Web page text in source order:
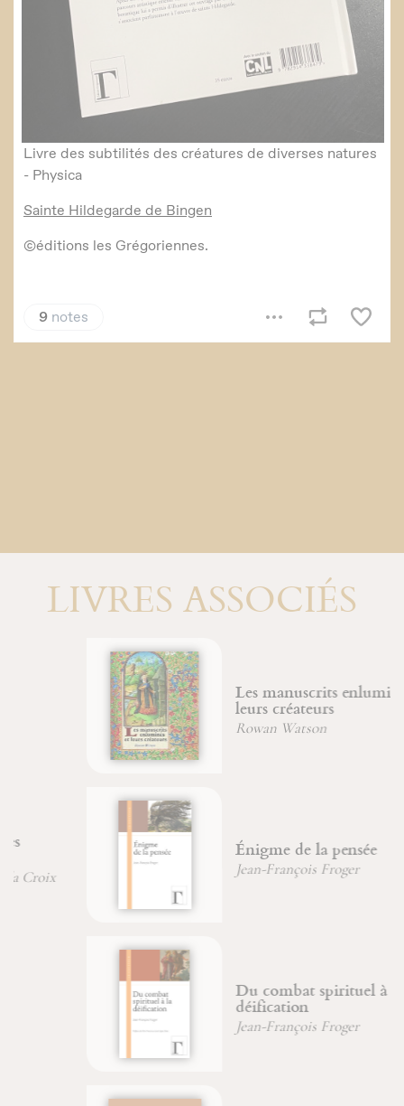
LIVRES ASSOCIÉS
Les manuscrits enluminés et
leurs créateurs
Rowan Watson
Énigme de la pensée
Jean-François Froger
Du combat spirituel à la
déification
Jean-François Froger